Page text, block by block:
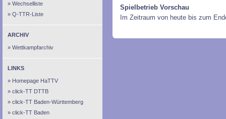
Wechselliste
Q-TTR-Liste
ARCHIV
Wettkampfarchiv
LINKS
Homepage HaTTV
click-TT DTTB
click-TT Baden-Württemberg
click-TT Baden
Spielbetrieb Vorschau
Im Zeitraum von heute bis zum